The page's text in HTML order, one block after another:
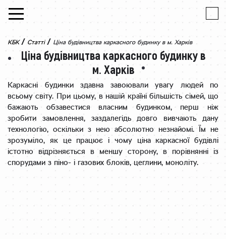
Skip to content
КБК / Статті / Ціна будівництва каркасного будинку в м. Харків
Ціна будівництва каркасного будинку в
м. Харків
Каркасні будинки здавна завоювали увагу людей по
всьому світу. При цьому, в нашій країні більшість сімей, що
бажають обзавестися власним будинком, перш ніж
зробити замовлення, заздалегідь довго вивчають дану
технологію, оскільки з нею абсолютно незнайомі. Їм не
зрозуміло, як це працює і чому ціна каркасної будівлі
істотно відрізняється в меншу сторону, в порівнянні із
спорудами з піно- і газових блоків, цеглини, моноліту.